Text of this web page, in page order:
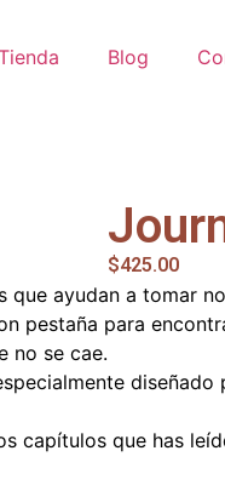
Blog
$425.00
ayudan a tomar
pestaña para
no se cae.
capítulos que has